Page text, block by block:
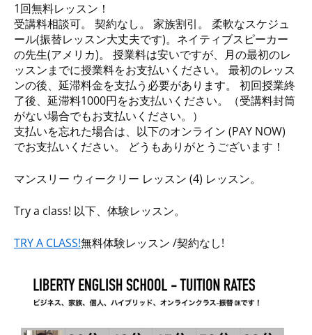
1回無料レッスン！
受講料相談可。 契約なし。 家族割引。 柔軟なスケジュ
ール(振替レッスン大丈夫です)。ネイティブスピーカー
の先生(アメリカ)。 授業料は安いですが、月の最初のレ
ッスンまでに授業料をお支払いください。 最初のレッス
ンの後、延滞料金を支払う必要があります。 初回授業終
了後、延滞料1000円をお支払いください。（受講料封筒
がない場合でもお支払いください。）
支払いを忘れた場合は、以下のオンライン (PAY NOW)
でお支払いください。 どうもありがとうございます！
マンスリー ウィークリー レッスン (4) レッスン。
Try a class! 以下、体験レッスン。
TRY A CLASS!無料体験レッスン /契約なし!